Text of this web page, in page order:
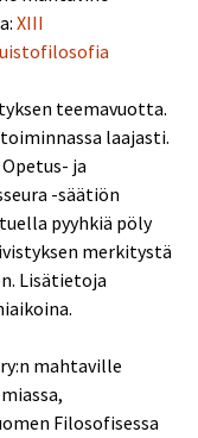
XIII
teemavuotta.
laajasti.
ja
-säätiön
pyyhkiä pöly
merkitystä
Lisätietoja
mahtaville
Filosofisessa